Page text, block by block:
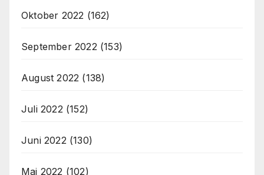
Oktober 2022 (162)
September 2022 (153)
August 2022 (138)
Juli 2022 (152)
Juni 2022 (130)
Mai 2022 (102)